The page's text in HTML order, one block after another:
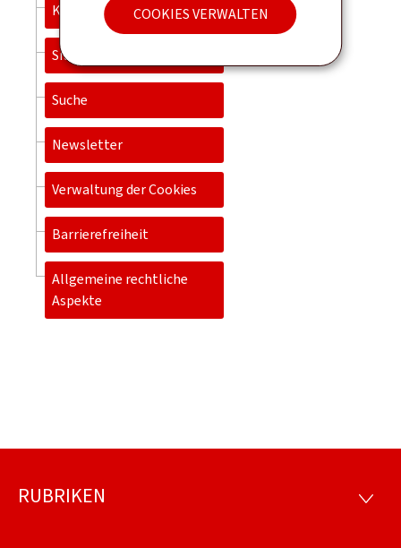
COOKIES VERWALTEN
Kontact
Sitemap
Suche
Newsletter
Verwaltung der Cookies
Barrierefreiheit
Allgemeine rechtliche
Aspekte
Footer
RUBRIKEN